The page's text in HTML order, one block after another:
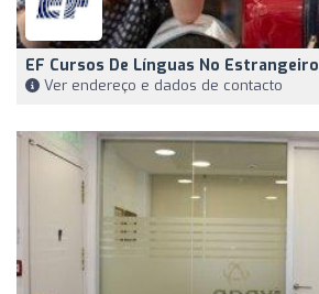
EF Cursos De Línguas No Estrangeiro
Ver endereço e dados de contacto